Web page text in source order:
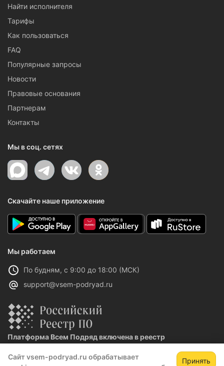
Сайт vsem-podryad.ru обрабатывает
Принять
Найти исполнителя
Тарифы
Как пользоваться
FAQ
Популярные запросы
Новости
Правовые основания
Партнерам
Контакты
Мы в соц. сетях
Скачайте наше приложение
Мы работаем
По будням, с 9:00 до 18:00 (МСК)
support@vsem-podryad.ru
Платформа Всем Подряд включена в реестр
Реестровая запись №32021 от 06.02.2026